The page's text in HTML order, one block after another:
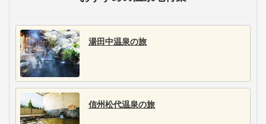
湯田中温泉の旅
信州松代温泉の旅